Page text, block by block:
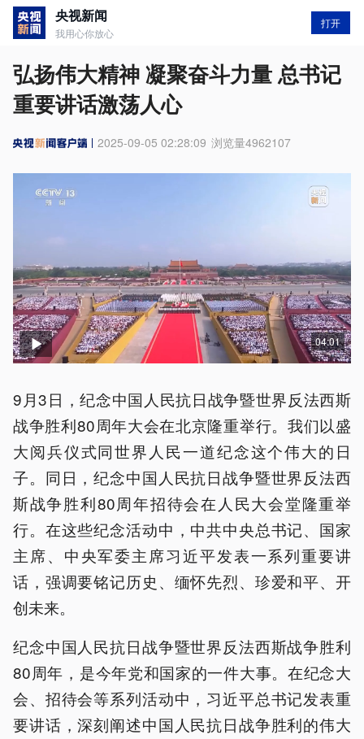
央视新闻
我用心你放心
打开
弘扬伟大精神 凝聚奋斗力量 总书记
重要讲话激荡人心
2025-09-05 02:28:09 浏览量4962107
04:01
9月3日，纪念中国人民抗日战争暨世界反法西斯
战争胜利80周年大会在北京隆重举行。我们以盛
大阅兵仪式同世界人民一道纪念这个伟大的日
子。同日，纪念中国人民抗日战争暨世界反法西
斯战争胜利80周年招待会在人民大会堂隆重举
行。在这些纪念活动中，中共中央总书记、国家
主席、中央军委主席习近平发表一系列重要讲
话，强调要铭记历史、缅怀先烈、珍爱和平、开
创未来。
纪念中国人民抗日战争暨世界反法西斯战争胜利
80周年，是今年党和国家的一件大事。在纪念大
会、招待会等系列活动中，习近平总书记发表重
要讲话，深刻阐述中国人民抗日战争胜利的伟大